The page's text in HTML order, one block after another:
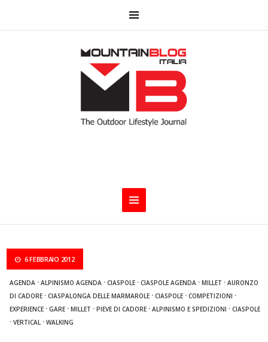
6 FEBBRAIO 2012
AGENDA ·ALPINISMO AGENDA ·CIASPOLE ·CIASPOLE AGENDA ·MILLET ·AURONZO
DI CADORE ·CIASPALONGA DELLE MARMAROLE ·CIASPOLE ·COMPETIZIONI ·
EXPERIENCE ·GARE ·MILLET ·PIEVE DI CADORE ·ALPINISMO E SPEDIZIONI ·CIASPOLE
·VERTICAL ·WALKING